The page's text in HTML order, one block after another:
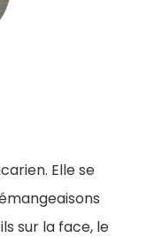
Elle se
sur la face, le